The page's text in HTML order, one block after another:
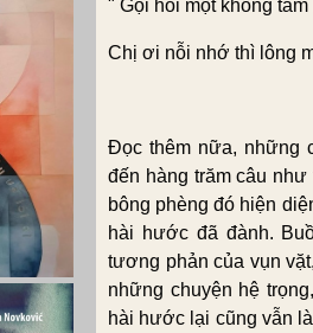
" Gọi hỏi một không tám
Chị ơi nỗi nhớ thì lông
Đọc thêm nữa, những
đến hàng trăm câu
bông phèng đó hiện
hài hước đã đành.
tương phản của vụn
những chuyện hệ
hài hước lại cũng vẫn